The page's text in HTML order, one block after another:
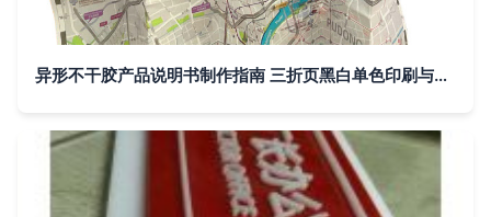
异形不干胶产品说明书制作指南 三折页黑白单色印刷与工厂品牌管理